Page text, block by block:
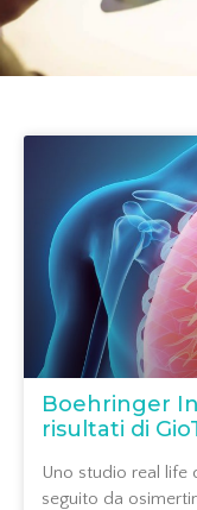
Boehringer
risultati di
Uno studio real life
seguito da